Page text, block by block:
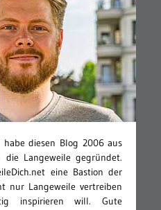
diesen Blog 2006 aus
die Langeweile gegründet.
eine Bastion der
nur Langeweile vertreiben
inspirieren will. Gute